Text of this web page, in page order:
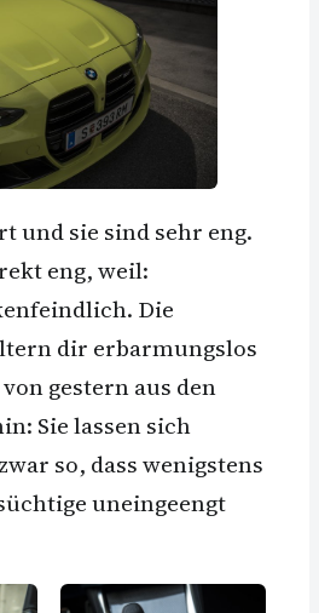
und sie sind sehr eng.
eng, weil:
Die
dir erbarmungslos
gestern aus den
Sie lassen sich
so, dass wenigstens
uneingeengt